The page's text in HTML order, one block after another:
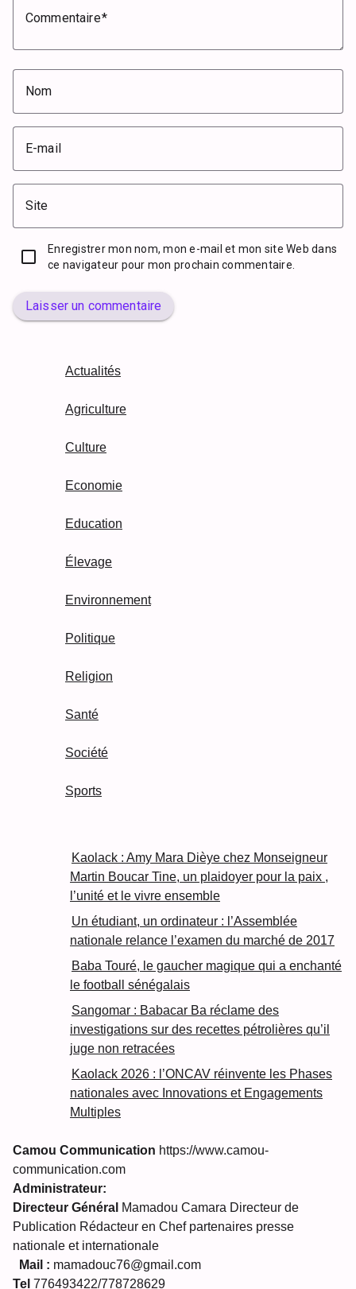
Commentaire
Nom
E-mail
Site
Enregistrer mon nom, mon e-mail et mon site Web dans
ce navigateur pour mon prochain commentaire.
Laisser un commentaire
Actualités
Agriculture
Culture
Economie
Education
Élevage
Environnement
Politique
Religion
Santé
Société
Sports
Kaolack : Amy Mara Dièye chez Monseigneur
Martin Boucar Tine, un plaidoyer pour la paix ,
l’unité et le vivre ensemble
Un étudiant, un ordinateur : l’Assemblée
nationale relance l’examen du marché de 2017
Baba Touré, le gaucher magique qui a enchanté
le football sénégalais
Sangomar : Babacar Ba réclame des
investigations sur des recettes pétrolières qu’il
juge non retracées
Kaolack 2026 : l’ONCAV réinvente les Phases
nationales avec Innovations et Engagements
Multiples
Camou Communication https://www.camou-
communication.com
Administrateur:
Directeur Général Mamadou Camara Directeur de
Publication Rédacteur en Chef partenaires presse
nationale et internationale
Mail : mamadouc76@gmail.com
Tel 776493422/778728629